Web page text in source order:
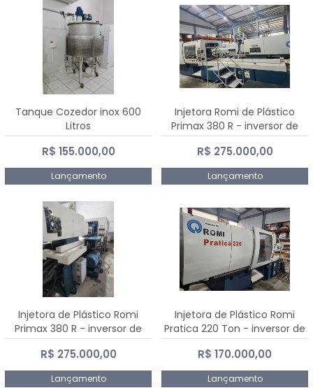
Tanque Cozedor inox 600
Litros
R$ 155.000,00
Lançamento
Injetora Romi de Plástico
Primax 380 R - inversor de
frequência NR 12 - 2008
R$ 275.000,00
Lançamento
Injetora de Plástico Romi
Primax 380 R - inversor de
frequência NR 12
R$ 275.000,00
Lançamento
Injetora de Plástico Romi
Pratica 220 Ton - inversor de
frequência NR 12
R$ 170.000,00
Lançamento